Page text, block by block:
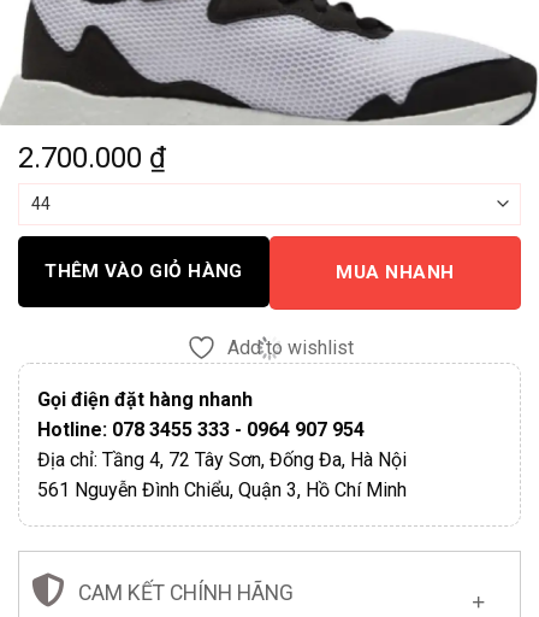
2.700.000 ₫
THÊM VÀO GIỎ HÀNG MUA NHANH
Add to wishlist
Gọi điện đặt hàng nhanh
Hotline: 078 3455 333 - 0964 907 954
Địa chỉ: Tầng 4, 72 Tây Sơn, Đống Đa, Hà Nội
561 Nguyễn Đình Chiểu, Quận 3, Hồ Chí Minh
CAM KẾT CHÍNH HÃNG